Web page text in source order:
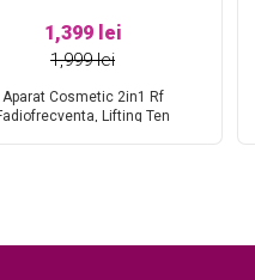
1,399 lei
1,999 lei
Aparat Cosmetic 2in1 Rf
Lifting Ten